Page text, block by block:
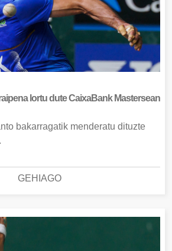
lortu dute CaixaBank Mastersean
bakarragatik menderatu dituzte
GEHIAGO